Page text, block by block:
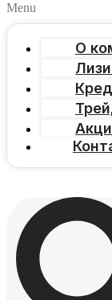
Menu
О